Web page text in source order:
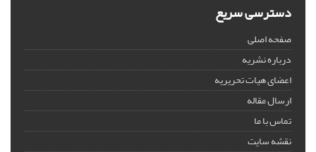
دسترسی سریع
صفحه اصلی
درباره نشریه
اعضای هیات تحریریه
ارسال مقاله
تماس با ما
نقشه سایت